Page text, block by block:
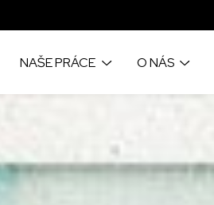
NAŠE PRÁCE O NÁS